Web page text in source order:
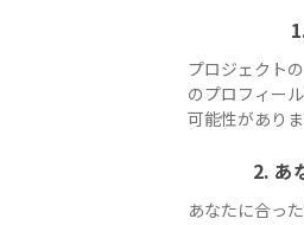
プロジェクト
のプロフィー
可能性がありま
2. あ
あなたに合っ